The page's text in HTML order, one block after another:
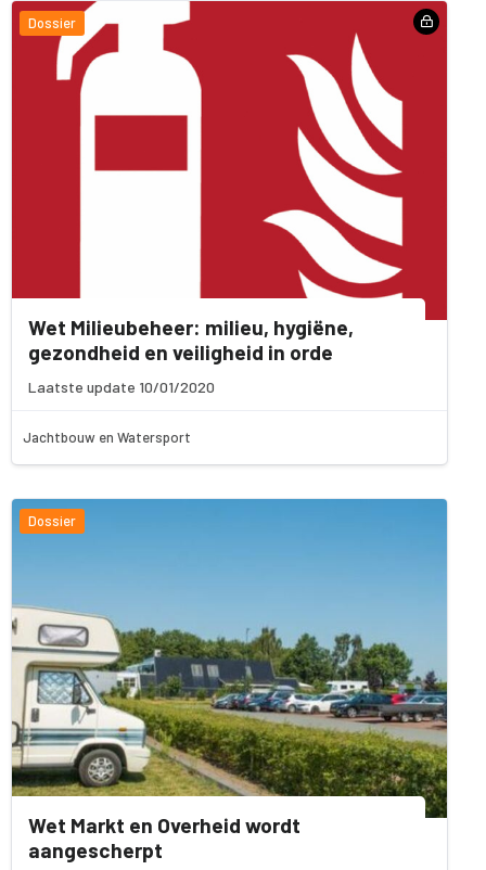
Dossier
Wet Milieubeheer: milieu, hygiëne,
gezondheid en veiligheid in orde
Laatste update 10/01/2020
Jachtbouw en Watersport
Dossier
Wet Markt en Overheid wordt
aangescherpt